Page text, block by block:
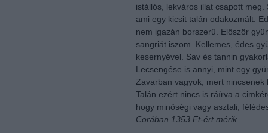
istállós, lekváros illat csapott
ami egy kicsit talán odakozmált.
nem igazán borszerű. Először
sangriát iszom. Kellemes, édes
kesernyével. Sav és tannin
Lecsengése is annyi, mint egy
Zavarban vagyok, mert
Talán ezért nincs is ráírva a
hogy minőségi vagy asztali,
Corában 1353 Ft-ért mérik.